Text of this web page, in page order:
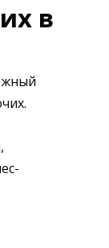
в